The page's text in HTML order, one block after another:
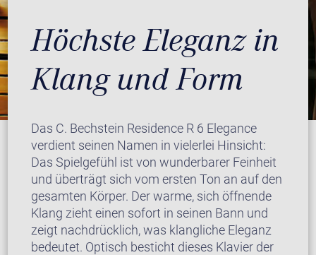
Höchste Eleganz in
Klang und Form
Das C. Bechstein Residence R 6 Elegance
verdient seinen Namen in vielerlei Hinsicht:
Das Spielgefühl ist von wunderbarer Feinheit
und überträgt sich vom ersten Ton an auf den
gesamten Körper. Der warme, sich öffnende
Klang zieht einen sofort in seinen Bann und
zeigt nachdrücklich, was klangliche Eleganz
bedeutet. Optisch besticht dieses Klavier der